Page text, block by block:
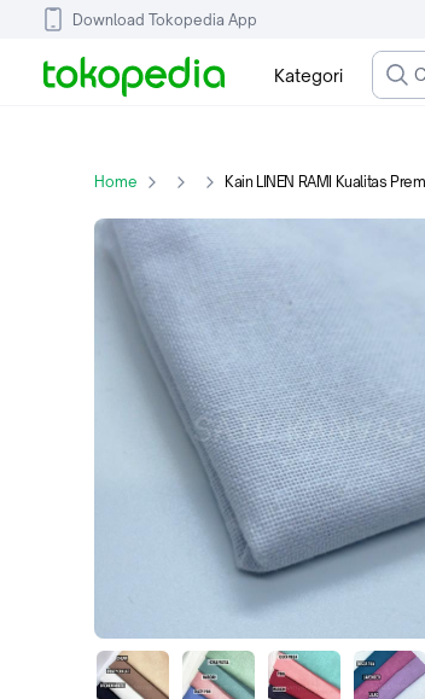
Download Tokopedia App
Kategori
Home Kain LINEN RAMI Kualitas